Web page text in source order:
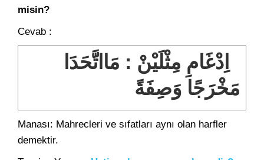
misin?
Cevab :
اِدْغَامِ مِثْلَيْنْ : مَااتَّحَدَا
مَخْرَجًا وَصِفَةً
Manası: Mahrecleri ve sıfatları aynı olan harfler
demektir.